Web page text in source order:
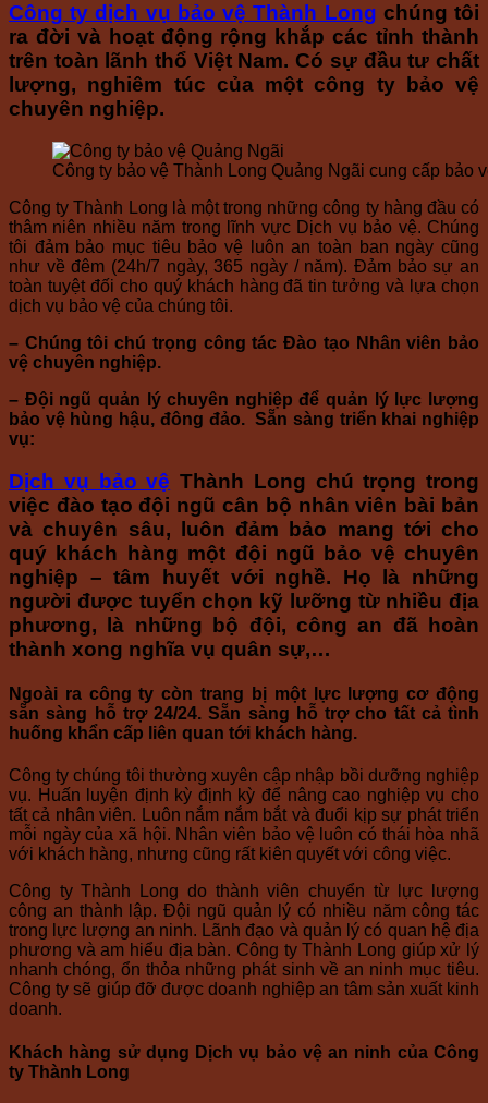
Công ty dịch vụ bảo vệ Thành Long chúng tôi
ra đời và hoạt động rộng khắp các tỉnh thành
trên toàn lãnh thổ Việt Nam. Có sự đầu tư chất
lượng, nghiêm túc của một công ty bảo vệ
chuyên nghiệp.
Công ty bảo vệ Thành Long Quảng Ngãi cung cấp bảo
Công ty Thành Long là một trong những công ty hàng đầu có
thâm niên nhiều năm trong lĩnh vực Dịch vụ bảo vệ. Chúng
tôi đảm bảo mục tiêu bảo vệ luôn an toàn ban ngày cũng
như về đêm (24h/7 ngày, 365 ngày / năm). Đảm bảo sự an
toàn tuyệt đối cho quý khách hàng đã tin tưởng và lựa chọn
dịch vụ bảo vệ của chúng tôi.
– Chúng tôi chú trọng công tác Đào tạo Nhân viên bảo
vệ chuyên nghiệp.
– Đội ngũ quản lý chuyên nghiệp để quản lý lực lượng
bảo vệ hùng hậu, đông đảo. Sẵn sàng triển khai nghiệp
vụ:
Dịch vụ bảo vệ Thành Long chú trọng trong
việc đào tạo đội ngũ cân bộ nhân viên bài bản
và chuyên sâu, luôn đảm bảo mang tới cho
quý khách hàng một đội ngũ bảo vệ chuyên
nghiệp – tâm huyết với nghề. Họ là những
người được tuyển chọn kỹ lưỡng từ nhiều địa
phương, là những bộ đội, công an đã hoàn
thành xong nghĩa vụ quân sự,…
Ngoài ra công ty còn trang bị một lực lượng cơ động
sẵn sàng hỗ trợ 24/24. Sẵn sàng hỗ trợ cho tất cả tình
huống khẩn cấp liên quan tới khách hàng.
Công ty chúng tôi thường xuyên cập nhập bồi dưỡng nghiệp
vụ. Huấn luyện định kỳ định kỳ để nâng cao nghiệp vụ cho
tất cả nhân viên. Luôn nắm nắm bắt và đuổi kịp sự phát triển
mỗi ngày của xã hội. Nhân viên bảo vệ luôn có thái hòa nhã
với khách hàng, nhưng cũng rất kiên quyết với công việc.
Công ty Thành Long do thành viên chuyển từ lực lượng
công an thành lập. Đội ngũ quản lý có nhiều năm công tác
trong lực lượng an ninh. Lãnh đạo và quản lý có quan hệ địa
phương và am hiểu địa bàn. Công ty Thành Long giúp xử lý
nhanh chóng, ổn thỏa những phát sinh về an ninh mục tiêu.
Công ty sẽ giúp đỡ được doanh nghiệp an tâm sản xuất kinh
doanh.
Khách hàng sử dụng Dịch vụ bảo vệ an ninh của Công
ty Thành Long